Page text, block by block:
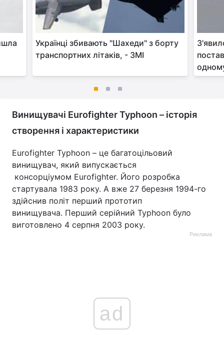
Українці збивають "Шахеди" з борту
транспортних літаків, - ЗМІ
Винищувачі Eurofighter Typhoon – історія
створення і характеристики
Eurofighter Typhoon – це багатоцільовий
винищувач, який випускається
консорціумом Eurofighter. Його розробка
стартувала 1983 року. А вже 27 березня 1994-го
здійснив політ перший прототип
винищувача. Перший серійний Typhoon було
виготовлено 4 серпня 2003 року.
Реклама
ad